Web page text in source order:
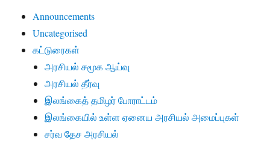
Announcements
Uncategorised
கட்டுரைகள்
அரசியல் சமூக ஆய்வு
அரசியல் தீர்வு
இலங்கைத் தமிழர் போராட்டம்
இலங்கையில் உள்ள ஏனைய அரசியல் அமைப்புகள்
சர்வ தேச அரசியல்